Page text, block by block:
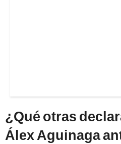
¿Qué otras
Álex Aguinaga